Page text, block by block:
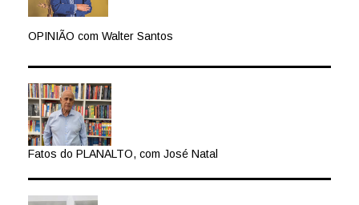
OPINIÃO com Walter Santos
Fatos do PLANALTO, com José Natal